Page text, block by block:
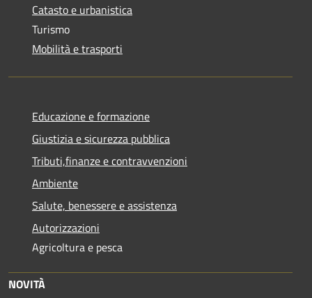
Catasto e urbanistica
Turismo
Mobilità e trasporti
Educazione e formazione
Giustizia e sicurezza pubblica
Tributi,finanze e contravvenzioni
Ambiente
Salute, benessere e assistenza
Autorizzazioni
Agricoltura e pesca
NOVITÀ